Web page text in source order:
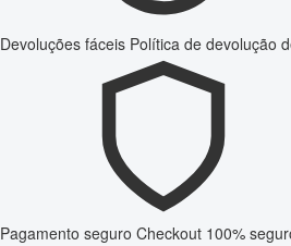
Devoluções fáceis Política de devolução
Pagamento seguro Checkout 100%